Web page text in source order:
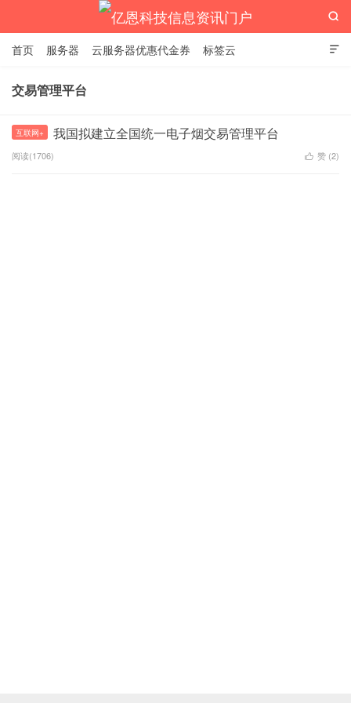
亿恩科技信息资讯门户

首页 服务器 云服务器优惠代金券 标签云

交易管理平台
互联网+ 我国拟建立全国统一电子烟交易管理平台
阅读(1706)  赞 (2)